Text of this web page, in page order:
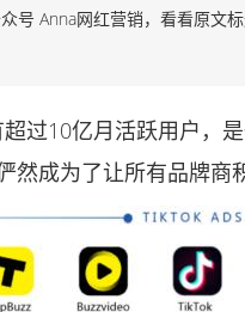
号 Anna网红营销，看看原文
10亿月活跃用户，
然成为了让所有品牌商